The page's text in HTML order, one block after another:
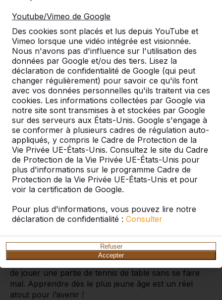
Youtube/Vimeo de Google
Des cookies sont placés et lus depuis YouTube et
Vimeo lorsque une vidéo intégrée est visionnée.
Nous n'avons pas d'influence sur l'utilisation des
données par Google et/ou des tiers. Lisez la
déclaration de confidentialité de Google (qui peut
changer régulièrement) pour savoir ce qu'ils font
avec vos données personnelles qu'ils traitent via ces
cookies. Les informations collectées par Google via
notre site sont transmises à et stockées par Google
sur des serveurs aux États-Unis. Google s'engage à
se conformer à plusieurs cadres de régulation auto-
appliqués, y compris le Cadre de Protection de la
Vie Privée UE-États-Unis. Consultez le site du Cadre
de Protection de la Vie Privée UE-États-Unis pour
plus d'informations sur le programme Cadre de
Protection de la Vie Privée UE-États-Unis et pour
voir la certification de Google.
Pour plus d'informations, vous pouvez lire notre
déclaration de confidentialité : Consulter
Refuser
Accepter
Livraison et mise en place gratuites en België.
Livré dans un délai de 4 semaines ouvrables.
Comment se fait la livraison ?Voir la vidéo
Tables de ping-pong en béton
avec coins arrondis
Nos tables de ping-pong en béton sont un atout
indéniable pour tout espace public, camping, jardin
ou aire de jeux. Pourquoi des coins arrondis ? La
table est fabriquée en béton naturel de haute qualité,
un matériau extrêmement dur. Les coins arrondis
rendent l’utilisation de cette table plus sûre. Les
avec moins de risque de se heurter aux angles vifs
dangereux. Cette table de ping-pong aux coins
arrondis permet ainsi même aux plus jeunes enfants
de jouer une partie de tennis de table sans se faire
mal. Apprendre dès le plus jeune âge est un réel
atout pour l’avenir !